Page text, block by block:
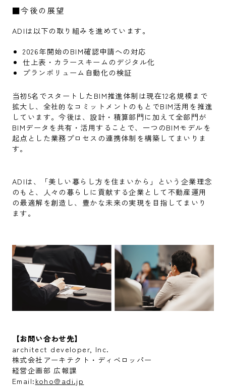
■今後の展望
ADIは以下の取り組みを進めています。
2026年開始のBIM確認申請への対応
仕上表・カラースキームのデジタル化
プランボリューム自動化の検証
当初5名でスタートしたBIM推進体制は現在12名規模まで
拡大し、全社的なコミットメントのもとでBIM活用を推進
しています。今後は、設計・積算部門に加えて全部門が
BIMデータを共有・活用することで、一つのBIMモデルを
起点とした業務プロセスの連携体制を構築してまいりま
す。
ADIは、「美しい暮らし方を住まいから」という企業理念
のもと、人々の暮らしに貢献する企業として不動産運用
の最適解を創造し、豊かな未来の実現を目指してまいり
ます。
【お問い合わせ先】
architect developer, Inc.
株式会社アーキテクト・ディベロッパー
経営企画部 広報課
Email:koho@adi.jp